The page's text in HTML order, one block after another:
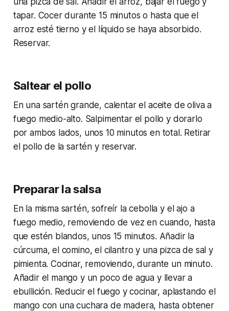
tapar. Cocer durante 15 minutos o hasta que el
arroz esté tierno y el líquido se haya absorbido.
Reservar.
Saltear el pollo
En una sartén grande, calentar el aceite de oliva a
fuego medio-alto. Salpimentar el pollo y dorarlo
por ambos lados, unos 10 minutos en total. Retirar
el pollo de la sartén y reservar.
Preparar la salsa
En la misma sartén, sofreír la cebolla y el ajo a
fuego medio, removiendo de vez en cuando, hasta
que estén blandos, unos 15 minutos. Añadir la
cúrcuma, el comino, el cilantro y una pizca de sal y
pimienta. Cocinar, removiendo, durante un minuto.
Añadir el mango y un poco de agua y llevar a
ebullición. Reducir el fuego y cocinar, aplastando el
mango con una cuchara de madera, hasta obtener